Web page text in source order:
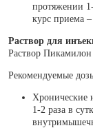
протяжении
курс приема –
Раствор для
Раствор
Рекомендуемые
Хронические
1-2 раза в